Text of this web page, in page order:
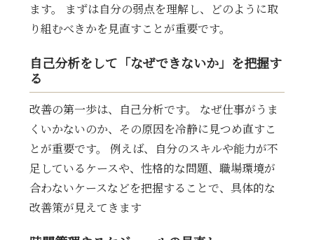
ます。 まずは自分の弱点を理解し、どのように取
り組むべきかを見直すことが重要です。
自己分析をして「なぜできないか」を把握す
る
改善の第一歩は、自己分析です。 なぜ仕事がうま
くいかないのか、その原因を冷静に見つめ直すこ
とが重要です。 例えば、自分のスキルや能力が不
足しているケースや、性格的な問題、職場環境が
合わないケースなどを把握することで、具体的な
改善策が見えてきます